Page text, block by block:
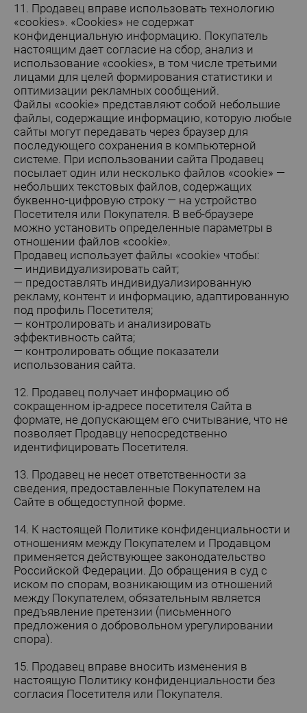
11. Продавец вправе использовать технологию
«cookies». «Cookies» не содержат
конфиденциальную информацию. Покупатель
настоящим дает согласие на сбор, анализ и
использование «cookies», в том числе третьими
лицами для целей формирования статистики и
оптимизации рекламных сообщений.
Файлы «cookie» представляют собой небольшие
файлы, содержащие информацию, которую любые
сайты могут передавать через браузер для
последующего сохранения в компьютерной
системе. При использовании сайта Продавец
посылает один или несколько файлов «cookie» —
небольших текстовых файлов, содержащих
буквенно-цифровую строку — на устройство
Посетителя или Покупателя. В веб-браузере
можно установить определенные параметры в
отношении файлов «cookie».
Продавец использует файлы «cookie» чтобы:
— индивидуализировать сайт;
— предоставлять индивидуализированную
рекламу, контент и информацию, адаптированную
под профиль Посетителя;
— контролировать и анализировать
эффективность сайта;
— контролировать общие показатели
использования сайта.
12. Продавец получает информацию об
сокращенном ip-адресе посетителя Сайта в
формате, не допускающем его считывание, что не
позволяет Продавцу непосредственно
идентифицировать Посетителя.
13. Продавец не несет ответственности за
сведения, предоставленные Покупателем на
Сайте в общедоступной форме.
14. К настоящей Политике конфиденциальности и
отношениям между Покупателем и Продавцом
применяется действующее законодательство
Российской Федерации. До обращения в суд с
иском по спорам, возникающим из отношений
между Покупателем, обязательным является
предъявление претензии (письменного
предложения о добровольном урегулировании
спора).
15. Продавец вправе вносить изменения в
настоящую Политику конфиденциальности без
согласия Посетителя или Покупателя.